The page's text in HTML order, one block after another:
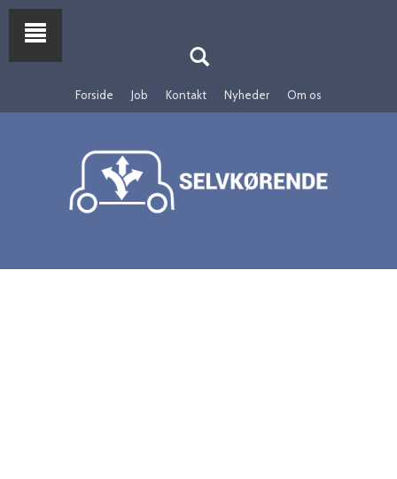
Forside Job Kontakt Nyheder Om os